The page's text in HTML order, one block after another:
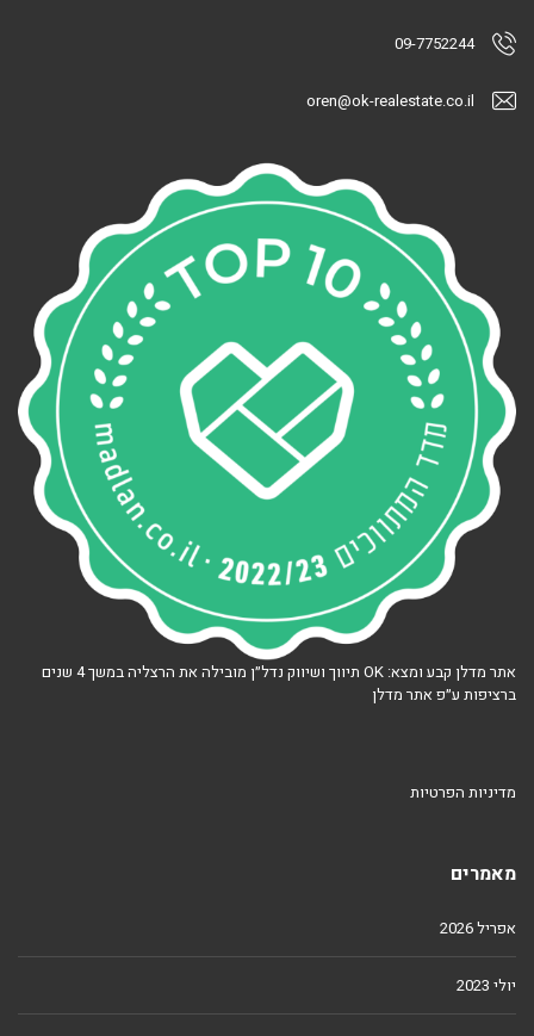
09-7752244
oren@ok-realestate.co.il
אתר מדלן קבע ומצא: OK תיווך ושיווק נדל״ן מובילה את הרצליה במשך 4 שנים
ברציפות ע״פ אתר מדלן
מדיניות הפרטיות
מאמרים
אפריל 2026
יולי 2023